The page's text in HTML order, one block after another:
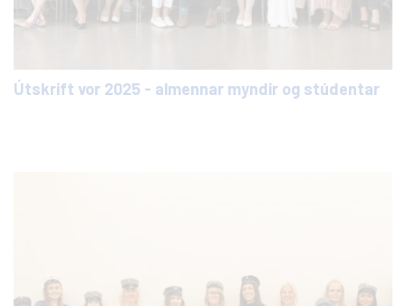
Útskrift vor 2025 - almennar myndir og stúdentar